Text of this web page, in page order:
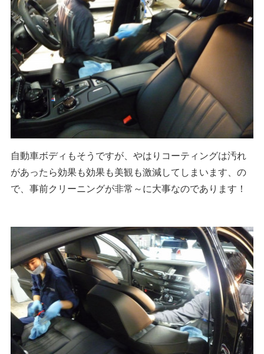
自動車ボディもそうですが、やはりコーティングは汚れ
があったら効果も効果も美観も激減してしまいます、の
で、事前クリーニングが非常～に大事なのであります！